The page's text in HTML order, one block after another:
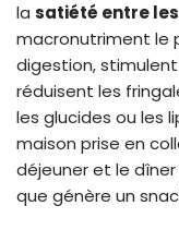
la satiété entre
macronutriment le
digestion,
réduisent les
les glucides ou les
maison prise en
déjeuner et le
que génère un